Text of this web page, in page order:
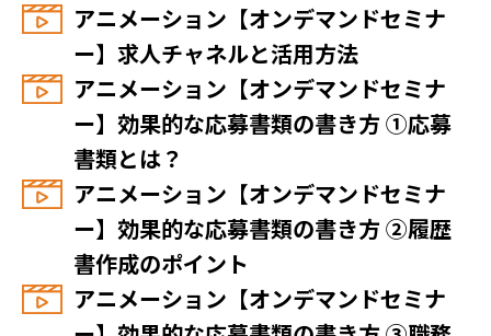
アニメーション【オンデマンドセミナ
ー】求人チャネルと活用方法
アニメーション【オンデマンドセミナ
ー】効果的な応募書類の書き方 ①応募
書類とは？
アニメーション【オンデマンドセミナ
ー】効果的な応募書類の書き方 ②履歴
書作成のポイント
アニメーション【オンデマンドセミナ